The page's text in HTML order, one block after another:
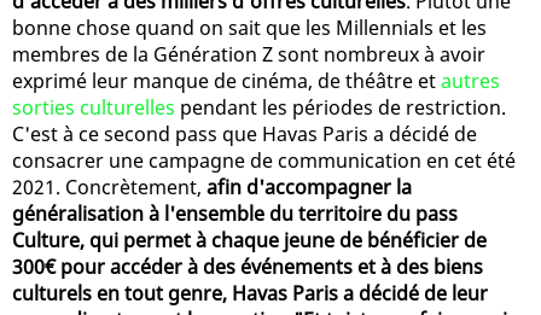
bonne chose quand on sait que les Millennials et les
membres de la Génération Z sont nombreux à avoir
exprimé leur manque de cinéma, de théâtre etautres
sorties culturelles pendant les périodes de restriction.
C'est à ce second pass que Havas Paris a décidé de
consacrer une campagne de communication en cet été
2021. Concrètement, afin d'accompagner la
généralisation à l'ensemble du territoire du pass
Culture, qui permet à chaque jeune de bénéficier de
300€ pour accéder à des événements et à des biens
culturels en tout genre, Havas Paris a décidé de leur